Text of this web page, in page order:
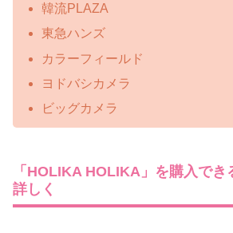
韓流PLAZA
東急ハンズ
カラーフィールド
ヨドバシカメラ
ビッグカメラ
「HOLIKA HOLIKA」を購入でき
詳しく